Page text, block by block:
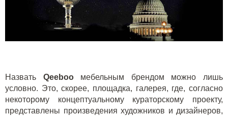
Назвать Qeeboo
мебельным брендом можно лишь
условно. Это, скорее, площадка, галерея, где, согласно
некоторому концептуальному кураторскому проекту,
представлены произведения художников и дизайнеров,